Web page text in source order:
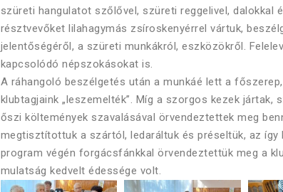
szüreti hangulatot szőlővel, szüreti reggelivel, dalokkal
résztvevőket lilahagymás zsíroskenyérrel vártuk,
jelentőségéről, a szüreti munkákról, eszközökről.
kapcsolódó népszokásokat is.
A ráhangoló beszélgetés után a munkáé lett a
klubtagjaink „leszemelték”. Míg a szorgos kezek
őszi költemények szavalásával örvendeztettek meg
megtisztítottuk a szártól, ledaráltuk és préseltük, az
program végén forgácsfánkkal örvendeztettük meg a
mulatság kedvelt édessége volt.